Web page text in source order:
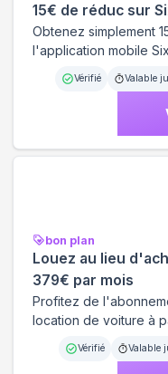
15€ de réduc sur
Obtenez simplement
l'application mobile
Vérifié Valable
bon plan
Louez au lieu
379€ par mois
Profitez de
location de voiture à
Vérifié Valable